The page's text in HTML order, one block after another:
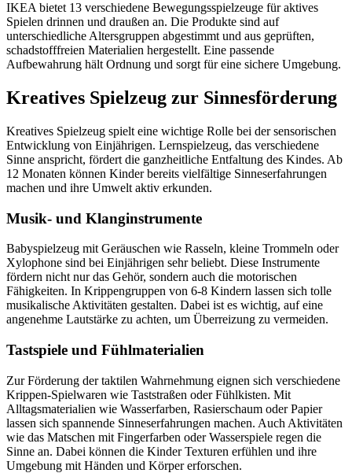
IKEA bietet 13 verschiedene Bewegungsspielzeuge für aktives
Spielen drinnen und draußen an. Die Produkte sind auf
unterschiedliche Altersgruppen abgestimmt und aus geprüften,
schadstofffreien Materialien hergestellt. Eine passende
Aufbewahrung hält Ordnung und sorgt für eine sichere Umgebung.
Kreatives Spielzeug zur Sinnesförderung
Kreatives Spielzeug spielt eine wichtige Rolle bei der sensorischen
Entwicklung von Einjährigen. Lernspielzeug, das verschiedene
Sinne anspricht, fördert die ganzheitliche Entfaltung des Kindes. Ab
12 Monaten können Kinder bereits vielfältige Sinneserfahrungen
machen und ihre Umwelt aktiv erkunden.
Musik- und Klanginstrumente
Babyspielzeug mit Geräuschen wie Rasseln, kleine Trommeln oder
Xylophone sind bei Einjährigen sehr beliebt. Diese Instrumente
fördern nicht nur das Gehör, sondern auch die motorischen
Fähigkeiten. In Krippengruppen von 6-8 Kindern lassen sich tolle
musikalische Aktivitäten gestalten. Dabei ist es wichtig, auf eine
angenehme Lautstärke zu achten, um Überreizung zu vermeiden.
Tastspiele und Fühlmaterialien
Zur Förderung der taktilen Wahrnehmung eignen sich verschiedene
Krippen-Spielwaren wie Taststraßen oder Fühlkisten. Mit
Alltagsmaterialien wie Wasserfarben, Rasierschaum oder Papier
lassen sich spannende Sinneserfahrungen machen. Auch Aktivitäten
wie das Matschen mit Fingerfarben oder Wasserspiele regen die
Sinne an. Dabei können die Kinder Texturen erfühlen und ihre
Umgebung mit Händen und Körper erforschen.